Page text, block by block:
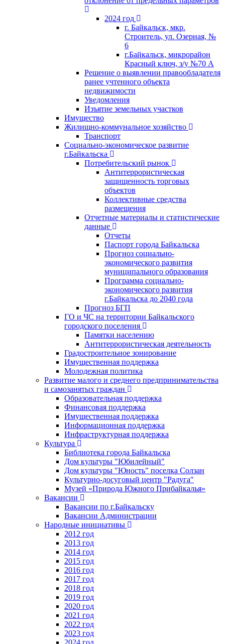
2024 год
г. Байкальск, мкр.
Строитель, ул. Озерная, №
6
г.Байкальск, микрорайон
Красный ключ, з/у №70 А
Решение о выявлении правообладателя
ранее учтенного объекта
недвижимости
Уведомления
Изъятие земельных участков
Имущество
Жилищно-коммунальное хозяйство
Транспорт
Социально-экономическое развитие
г.Байкальска
Потребительский рынок
Антитеррористическая
защищенность торговых
объектов
Коллективные средства
размещения
Отчетные материалы и статистические
данные
Отчеты
Паспорт города Байкальска
Прогноз социально-
экономического развития
муниципального образования
Программа социально-
экономического развития
г.Байкальска до 2040 года
Прогноз БГП
ГО и ЧС на территории Байкальского
городского поселения
Памятки населению
Антитеррористическая деятельность
Градостроительное зонирование
Имущественная поддержка
Молодежная политика
Развитие малого и среднего предпринимательства
и самозанятых граждан
Образовательная поддержка
Финансовая поддержка
Имущественная поддержка
Информационная поддержка
Инфраструктурная поддержка
Культура
Библиотека города Байкальска
Дом культуры "Юбилейный"
Дом культуры "Юность" поселка Солзан
Культурно-досуговый центр "Радуга"
Музей «Природа Южного Прибайкалья»
Вакансии
Вакансии по г.Байкальску
Вакансии Администрации
Народные инициативы
2012 год
2013 год
2014 год
2015 год
2016 год
2017 год
2018 год
2019 год
2020 год
2021 год
2022 год
2023 год
2024 год